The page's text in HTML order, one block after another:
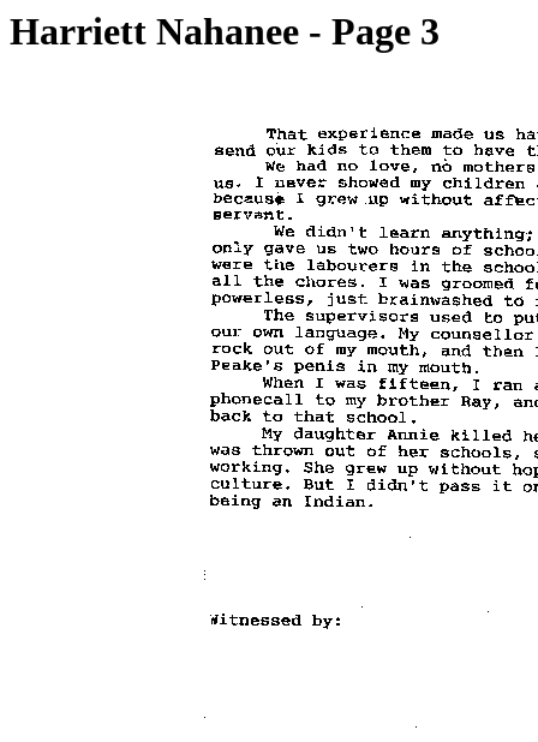
Harriett Nahanee - Page 3